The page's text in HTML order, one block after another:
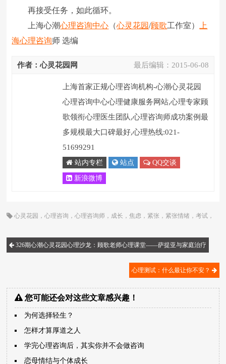
再接受任务，如此循环。
上海心潮心理咨询中心 （心灵花园/顾歌工作室）
上
海心理咨询师 选编
最后编辑： 2015-06-08
作者：心灵花园网
上海首家正规心理咨询机构-心潮心灵花园
心理咨询中心心理健康服务网站,心理专家顾
歌领衔心理医生团队,心理咨询师成功案例最
多规模最大口碑最好,心理热线:021-
51699291
站内专栏 站点 QQ交谈
新浪微博
心灵花园 ，心理咨询 ，心理咨询师 ， 成长 ，焦虑 ， 紧张 ， 紧张情绪 ，考试 ，
326期心潮心灵花园心理沙龙：顾歌老师心理课堂――萨提亚与家庭治疗
心理测试：什么最让你不安？
您可能还会对这些文章感兴趣！
为何选择轻生？
怎样才算厚道之人
学完心理咨询后，其实你并不会做咨询
恋母情结与个体成长